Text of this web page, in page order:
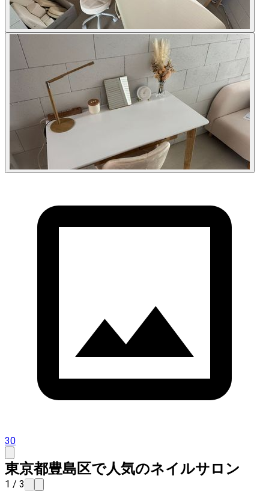
30
東京都豊島区で人気のネイルサロン
1 / 3